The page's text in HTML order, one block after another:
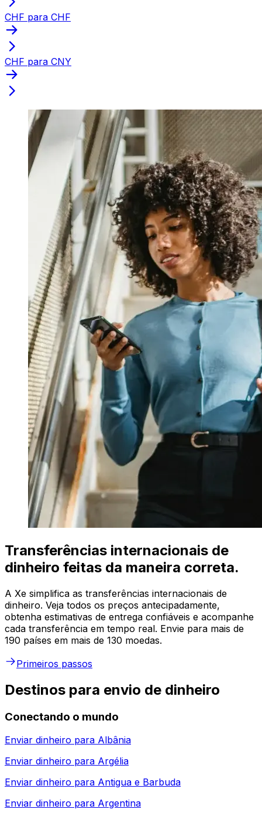
CHF para CHF
CHF para CNY
Transferências internacionais de
dinheiro feitas da maneira correta.
A Xe simplifica as transferências internacionais de
dinheiro. Veja todos os preços antecipadamente,
obtenha estimativas de entrega confiáveis e acompanhe
cada transferência em tempo real. Envie para mais de
190 países em mais de 130 moedas.
Primeiros passos
Destinos para envio de dinheiro
Conectando o mundo
Enviar dinheiro para Albânia
Enviar dinheiro para Argélia
Enviar dinheiro para Antigua e Barbuda
Enviar dinheiro para Argentina